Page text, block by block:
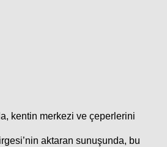
kentin merkezi ve çeperlerini
aktaran sunuşunda, bu